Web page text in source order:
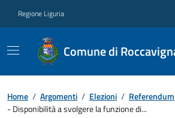
Regione Liguria
Comune di
Home / Argomenti / Elezioni / Referendum
- Disponibilità a svolgere la funzione di...